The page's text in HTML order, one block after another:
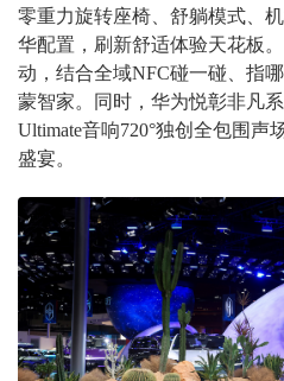
零重力旋转座椅、舒躺模式、
华配置，刷新舒适体验天花板
动，结合全域NFC碰一碰、指
蒙智家。同时，华为悦彰非凡
Ultimate音响720°独创全包围声
盛宴。